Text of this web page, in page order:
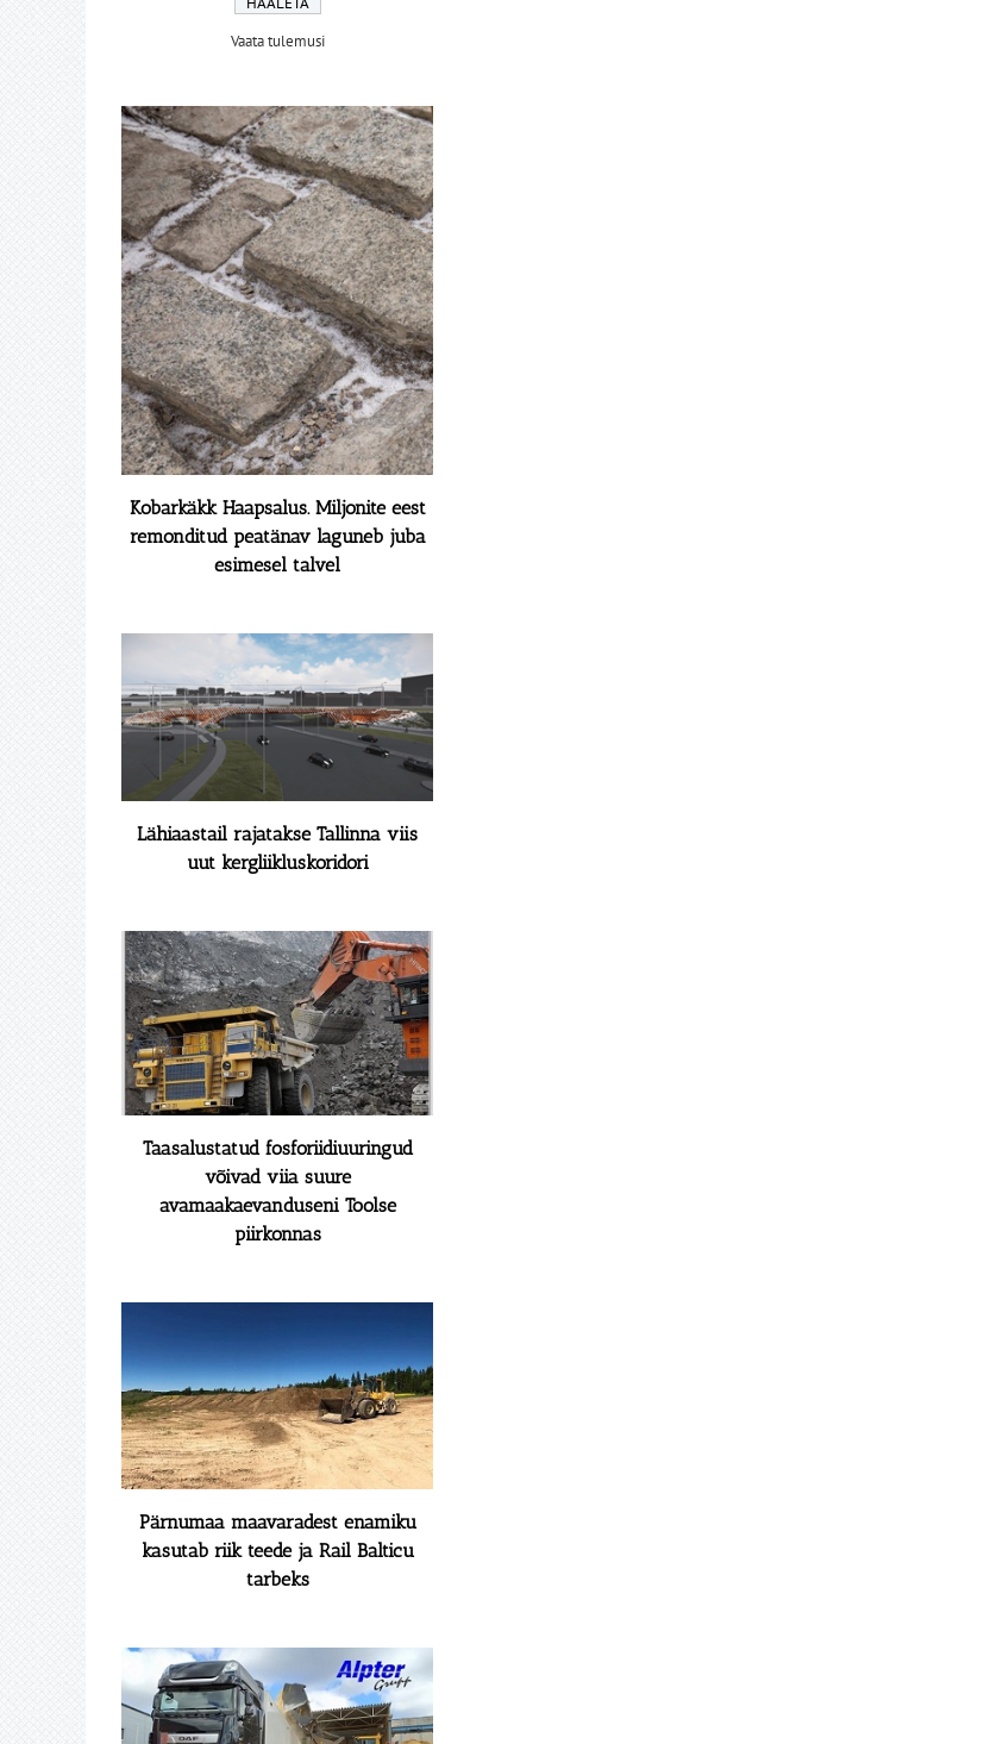
Vaata tulemusi
Kobarkäkk Haapsalus. Miljonite eest
remonditud peatänav laguneb juba
esimesel talvel
Lähiaastail rajatakse Tallinna viis
uut kergliikluskoridori
Taasalustatud fosforiidiuuringud
võivad viia suure
avamaakaevanduseni Toolse
piirkonnas
Pärnumaa maavaradest enamiku
kasutab riik teede ja Rail Balticu
tarbeks